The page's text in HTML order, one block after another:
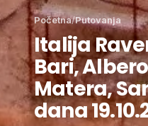
Početna/Putovanja
Italija
Bari,
Matera,
dana